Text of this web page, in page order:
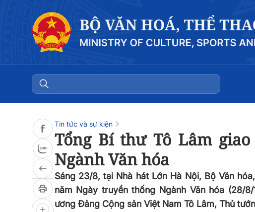
Tin tức và sự kiện
Tổng Bí thư Tô Lâm
Ngành Văn hóa
Sáng 23/8, tại Nhà hát Lớn Hà Nội, Bộ Văn
năm Ngày truyền thống Ngành Văn hóa (28/
ương Đảng Cộng sản Việt Nam Tô Lâm, Thủ
0:00 0:00